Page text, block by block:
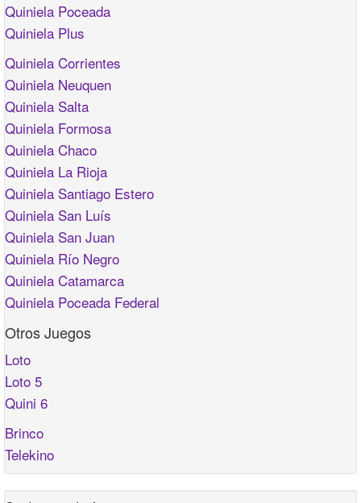
Quiniela Poceada
Quiniela Plus
Quiniela Corrientes
Quiniela Neuquen
Quiniela Salta
Quiniela Formosa
Quiniela Chaco
Quiniela La Rioja
Quiniela Santiago Estero
Quiniela San Luís
Quiniela San Juan
Quiniela Río Negro
Quiniela Catamarca
Quiniela Poceada Federal
Otros Juegos
Loto
Loto 5
Quini 6
Brinco
Telekino